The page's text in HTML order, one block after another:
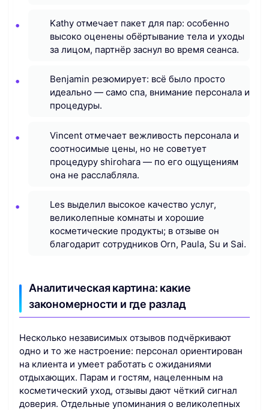
Kathy отмечает пакет для пар: особенно
высоко оценены обёртывание тела и уходы
за лицом, партнёр заснул во время сеанса.
Benjamin резюмирует: всё было просто
идеально — само спа, внимание персонала и
процедуры.
Vincent отмечает вежливость персонала и
соотносимые цены, но не советует
процедуру shirohara — по его ощущениям
она не расслабляла.
Les выделил высокое качество услуг,
великолепные комнаты и хорошие
косметические продукты; в отзыве он
благодарит сотрудников Orn, Paula, Su и Sai.
Аналитическая картина: какие
закономерности и где разлад
Несколько независимых отзывов подчёркивают
одно и то же настроение: персонал ориентирован
на клиента и умеет работать с ожиданиями
отдыхающих. Парам и гостям, нацеленным на
косметический уход, отзывы дают чёткий сигнал
доверия. Отдельные упоминания о великолепных